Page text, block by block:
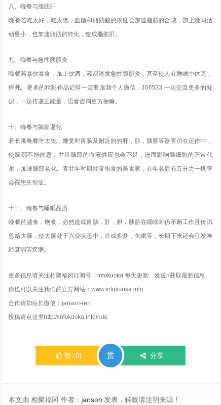
八、晚餐与脂肪肝
晚餐若吃太好，吃太饱，血糖和脂肪酸的浓度会加速脂肪的合成，加上晚间活
动量小，也加速脂肪的转化，造成脂肪肝。
九、晚餐与急性胰腺炎
晚餐若暴饮暴食，加上饮酒，容易诱发急性胰脏炎，甚至使人在睡眠中休克，
猝死。更多的精彩作品记得一定要加我个人微信：106533 一起交流更多的知
识，一起传递正能量，语音咨询更方便嘛。
十、晚餐与脑部退化
若长期晚餐吃太饱，睡觉时胃肠及附近的的肝，胆，胰脏等器官仍在运作中，
使脑部不能休息，并且脑部的血液供应也会不足，进而影响脑细胞的正常代
谢，加速脑部老化。青壮年时期经常饱食的美食家，在年老后有五分之一机率
会罹患失智症。
十一、晚餐与睡眠品质
晚餐的盛食，饱食，必然造成胃肠，肝，胆，胰脏在睡眠时仍不断工作且传讯
息给大脑，使大脑处于兴奋状态中，造成多梦，失眠等，长期下来还会引发神
经衰弱等疾病。
更多信息请关注相聚福冈订阅号：infukuoka 每天更新。发送n获取最新信息。
你也可以关注我们的官方网站：www.infukuoka.info
合作请加站长微信：janson-ren
投稿请点这里http://infukuoka.info/rule
赞 (0) 赏 分享
本文由 相聚福冈 作者： janson 发表，转载请注明来源！